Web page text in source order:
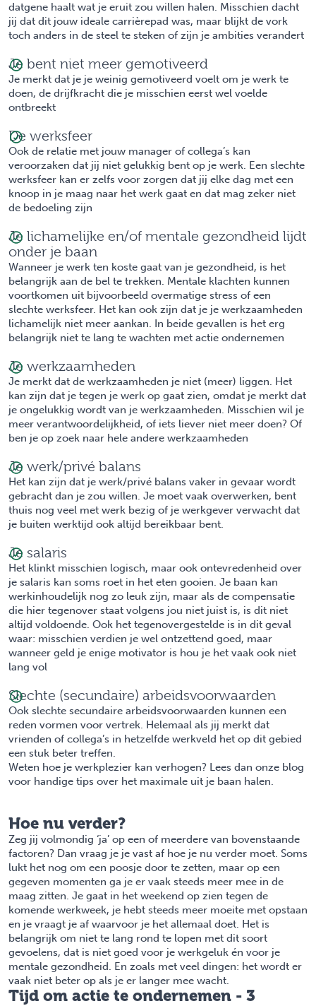
datgene haalt wat je eruit zou willen halen. Misschien dacht
jij dat dit jouw ideale carrièrepad was, maar blijkt de vork
toch anders in de steel te steken of zijn je ambities verandert
Je bent niet meer gemotiveerd
Je merkt dat je je weinig gemotiveerd voelt om je werk te
doen, de drijfkracht die je misschien eerst wel voelde
ontbreekt
De werksfeer
Ook de relatie met jouw manager of collega’s kan
veroorzaken dat jij niet gelukkig bent op je werk. Een slechte
werksfeer kan er zelfs voor zorgen dat jij elke dag met een
knoop in je maag naar het werk gaat en dat mag zeker niet
de bedoeling zijn
Je lichamelijke en/of mentale gezondheid lijdt
onder je baan
Wanneer je werk ten koste gaat van je gezondheid, is het
belangrijk aan de bel te trekken. Mentale klachten kunnen
voortkomen uit bijvoorbeeld overmatige stress of een
slechte werksfeer. Het kan ook zijn dat je je werkzaamheden
lichamelijk niet meer aankan. In beide gevallen is het erg
belangrijk niet te lang te wachten met actie ondernemen
Je werkzaamheden
Je merkt dat de werkzaamheden je niet (meer) liggen. Het
kan zijn dat je tegen je werk op gaat zien, omdat je merkt dat
je ongelukkig wordt van je werkzaamheden. Misschien wil je
meer verantwoordelijkheid, of iets liever niet meer doen? Of
ben je op zoek naar hele andere werkzaamheden
Je werk/privé balans
Het kan zijn dat je werk/privé balans vaker in gevaar wordt
gebracht dan je zou willen. Je moet vaak overwerken, bent
thuis nog veel met werk bezig of je werkgever verwacht dat
je buiten werktijd ook altijd bereikbaar bent.
Je salaris
Het klinkt misschien logisch, maar ook ontevredenheid over
je salaris kan soms roet in het eten gooien. Je baan kan
werkinhoudelijk nog zo leuk zijn, maar als de compensatie
die hier tegenover staat volgens jou niet juist is, is dit niet
altijd voldoende. Ook het tegenovergestelde is in dit geval
waar: misschien verdien je wel ontzettend goed, maar
wanneer geld je enige motivator is hou je het vaak ook niet
lang vol
Slechte (secundaire) arbeidsvoorwaarden
Ook slechte secundaire arbeidsvoorwaarden kunnen een
reden vormen voor vertrek. Helemaal als jij merkt dat
vrienden of collega’s in hetzelfde werkveld het op dit gebied
een stuk beter treffen.
Weten hoe je werkplezier kan verhogen? Lees dan onze blog
voor handige tips over het maximale uit je baan halen.
Hoe nu verder?
Zeg jij volmondig ‘ja’ op een of meerdere van bovenstaande
factoren? Dan vraag je je vast af hoe je nu verder moet. Soms
lukt het nog om een poosje door te zetten, maar op een
gegeven momenten ga je er vaak steeds meer mee in de
maag zitten. Je gaat in het weekend op zien tegen de
komende werkweek, je hebt steeds meer moeite met opstaan
en je vraagt je af waarvoor je het allemaal doet. Het is
belangrijk om niet te lang rond te lopen met dit soort
gevoelens, dat is niet goed voor je werkgeluk én voor je
mentale gezondheid. En zoals met veel dingen: het wordt er
vaak niet beter op als je er langer mee wacht.
Tijd om actie te ondernemen - 3